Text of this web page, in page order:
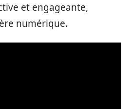
et engageante,
numérique.